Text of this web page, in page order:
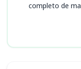
completo de